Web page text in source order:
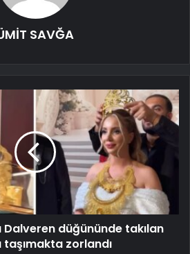
SAVĞA
Dalveren düğününde takılan
taşımakta zorlandı